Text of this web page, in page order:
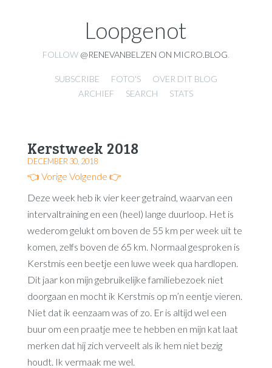
Loopgenot
FOLLOW @RENEVANBELZEN ON MICRO.BLOG
SUBSCRIBE FOTO'S
OVER DIT BLOG
ARCHIEF
SEARCH STATS
Kerstweek 2018
DECEMBER 30, 2018
👈 Vorige Volgende 👉
Deze week heb ik vier keer getraind, waarvan een
intervaltraining en een (heel) lange duurloop. Het is
wederom gelukt om boven de 55 km per week uit te
komen, zelfs boven de 65 km. Normaal gesproken is
Kerstmis een beetje een luwe week qua hardlopen.
Dit jaar kon mijn gebruikelijke familiebezoek niet
doorgaan en mocht ik Kerstmis op m’n eentje vieren.
Niet dat ik eenzaam was of zo. Er is altijd wel een
buur om een praatje mee te hebben en mijn kat laat
merken dat hij zich verveelt als ik hem niet bezig
houdt. Ik vermaak me wel.